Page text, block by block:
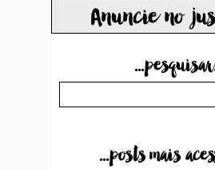
Anuncie no
...posts mais